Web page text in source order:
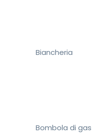
Biancheria
Bombola di gas